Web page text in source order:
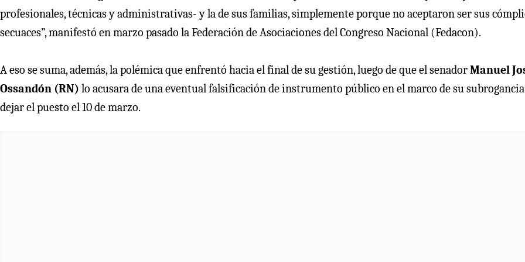
profesionales, técnicas y administrativas- y la de sus familias, simplemente porque no aceptaron ser sus
secuaces”, manifestó en marzo pasado la Federación de Asociaciones del Congreso Nacional (Fedacon).
A eso se suma, además, la polémica que enfrentó hacia el final de su gestión, luego de que el senadorManuel
Ossandón (RN) lo acusara de una eventual falsificación de instrumento público en el marco de su
dejar el puesto el 10 de marzo.